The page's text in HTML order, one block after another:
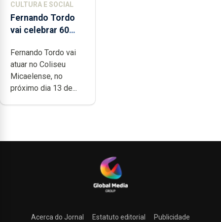
CULTURA E SOCIAL
Fernando Tordo
vai celebrar 60
no Coliseu
Micaelense
Fernando Tordo vai
atuar no Coliseu
Micaelense, no
próximo dia 13 de...
Acerca do Jornal Estatuto editorial Publicidade